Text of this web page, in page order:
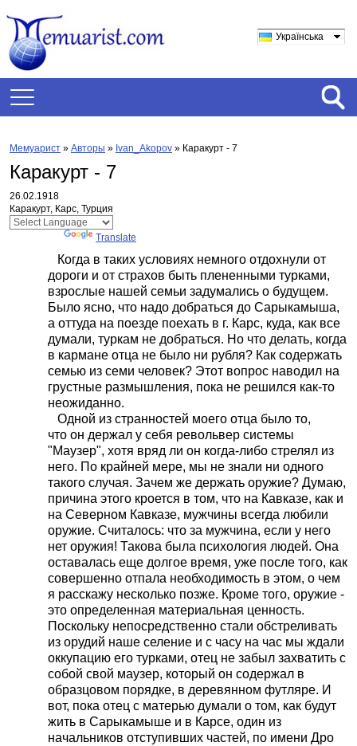
Українська
Мемуарист » Авторы » Ivan_Akopov » Каракурт - 7
Каракурт - 7
26.02.1918
Каракурт, Карс, Турция
Translate
Когда в таких условиях немного отдохнули от
дороги и от страхов быть плененными турками,
взрослые нашей семьи задумались о будущем.
Было ясно, что надо добраться до Сарыкамыша,
а оттуда на поезде поехать в г. Карс, куда, как все
думали, туркам не добраться. Но что делать, когда
в кармане отца не было ни рубля? Как содержать
семью из семи человек? Этот вопрос наводил на
грустные размышления, пока не решил­ся как-то
неожиданно.
Одной из странностей моего отца было то,
что он держал у себя револьвер системы
"Маузер", хотя вряд ли он когда-либо стрелял из
него. По крайней мере, мы не знали ни одного
такого случая. Зачем же держать оружие? Думаю,
причина этого кроется в том, что на Кавказе, как и
на Северном Кавказе, мужчины всегда любили
оружие. Считалось: что за мужчина, если у него
нет оружия! Такова была психология людей. Она
оставалась еще долгое время, уже после того, как
совершенно отпала необходимость в этом, о чем
я расскажу несколько позже. Кроме того, оружие -
это определенная материальная ценность.
Поскольку непосредственно стали обстреливать
из орудий наше селение и с часу на час мы ждали
оккупацию его турками, отец не забыл захватить с
собой свой маузер, который он содержал в
образцовом порядке, в деревянном футляре. И
вот, пока отец с матерью думали о том, как будут
жить в Сарыкамыше и в Карсе, один из
начальников отступивших частей, по имени Дро